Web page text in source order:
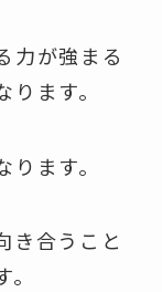
力が強まる
ます。
ます。
き合うこと